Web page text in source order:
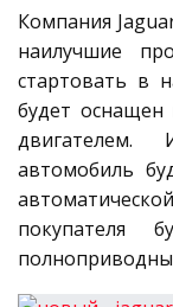
Компания
наилучшие
стартовать в
будет
автомобиль
покупателя